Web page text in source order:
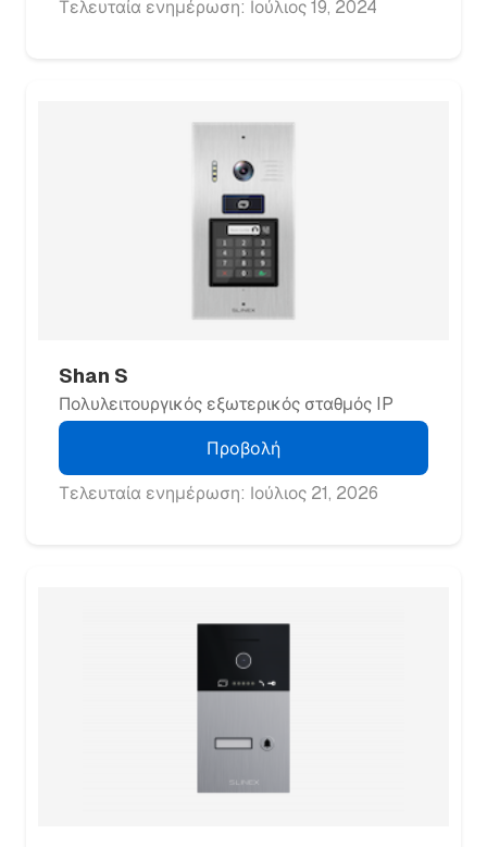
Τελευταία ενημέρωση: Ιούλιος 19, 2024
Shan S
Πολυλειτουργικός εξωτερικός σταθμός IP
Προβολή
Τελευταία ενημέρωση: Ιούλιος 21, 2026